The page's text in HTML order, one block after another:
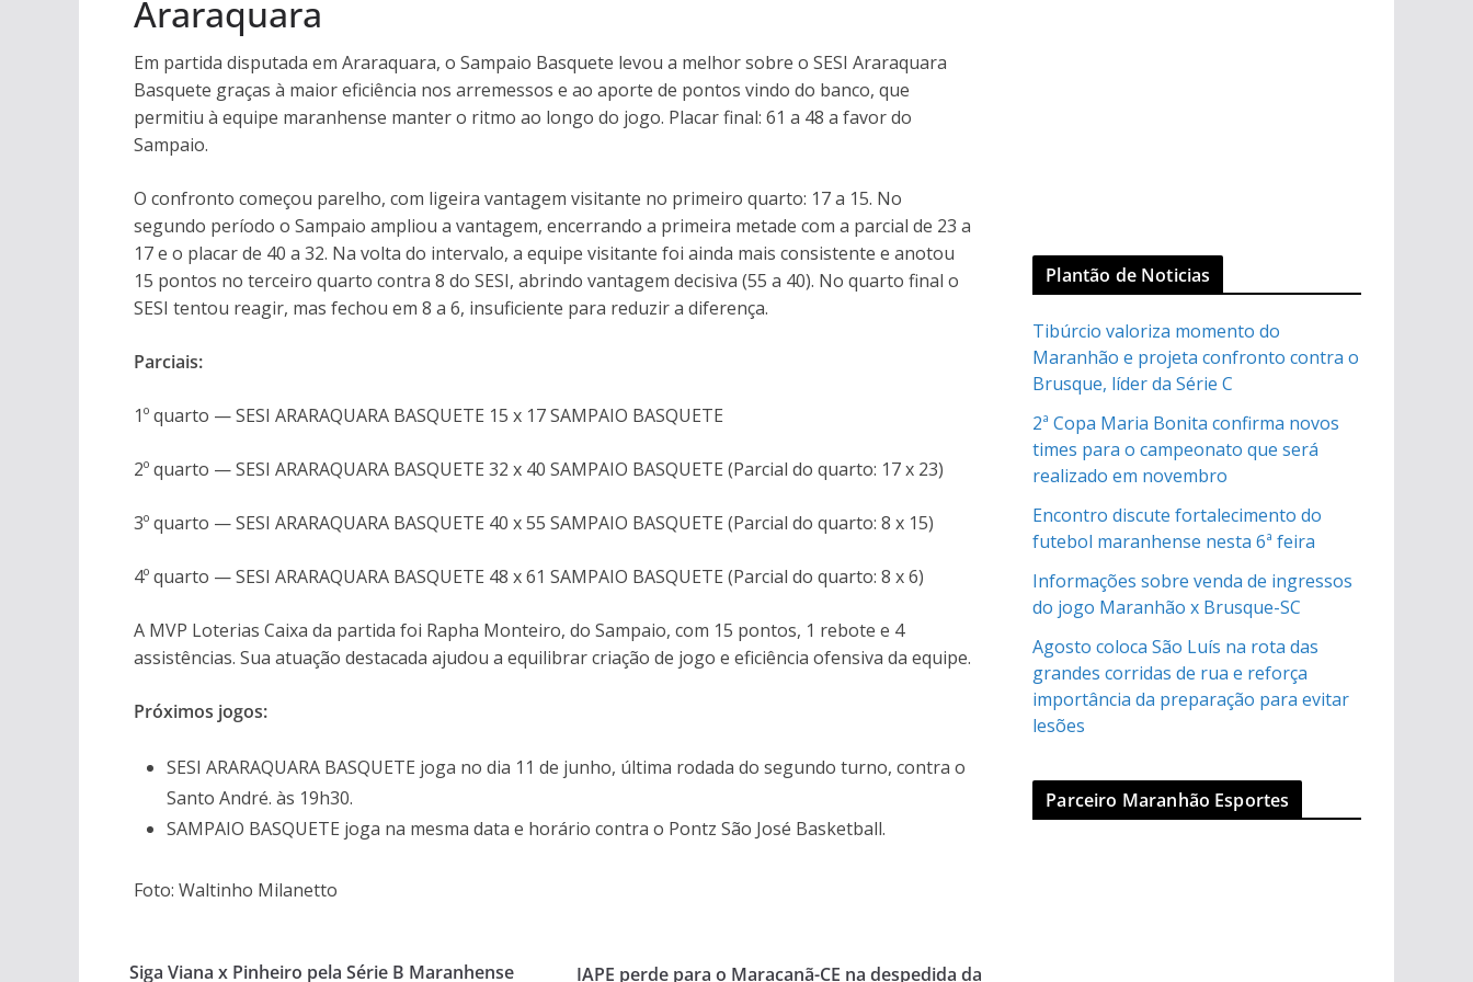
Araraquara
Em partida disputada em Araraquara, o Sampaio Basquete levou a melhor sobre o SESI Araraquara
Basquete graças à maior eficiência nos arremessos e ao aporte de pontos vindo do banco, que
permitiu à equipe maranhense manter o ritmo ao longo do jogo. Placar final: 61 a 48 a favor do
Sampaio.
O confronto começou parelho, com ligeira vantagem visitante no primeiro quarto: 17 a 15. No
segundo período o Sampaio ampliou a vantagem, encerrando a primeira metade com a parcial de 23 a
17 e o placar de 40 a 32. Na volta do intervalo, a equipe visitante foi ainda mais consistente e anotou
15 pontos no terceiro quarto contra 8 do SESI, abrindo vantagem decisiva (55 a 40). No quarto final o
SESI tentou reagir, mas fechou em 8 a 6, insuficiente para reduzir a diferença.
Parciais:
1º quarto — SESI ARARAQUARA BASQUETE 15 x 17 SAMPAIO BASQUETE
2º quarto — SESI ARARAQUARA BASQUETE 32 x 40 SAMPAIO BASQUETE (Parcial do quarto: 17 x 23)
3º quarto — SESI ARARAQUARA BASQUETE 40 x 55 SAMPAIO BASQUETE (Parcial do quarto: 8 x 15)
4º quarto — SESI ARARAQUARA BASQUETE 48 x 61 SAMPAIO BASQUETE (Parcial do quarto: 8 x 6)
A MVP Loterias Caixa da partida foi Rapha Monteiro, do Sampaio, com 15 pontos, 1 rebote e 4
assistências. Sua atuação destacada ajudou a equilibrar criação de jogo e eficiência ofensiva da equipe.
Próximos jogos:
SESI ARARAQUARA BASQUETE joga no dia 11 de junho, última rodada do segundo turno, contra o
Santo André. às 19h30.
SAMPAIO BASQUETE joga na mesma data e horário contra o Pontz São José Basketball.
Foto: Waltinho Milanetto
Siga Viana x Pinheiro pela Série B Maranhense IAPE perde para o Maracanã-CE na despedida da
Plantão de Noticias
Tibúrcio valoriza momento do
Maranhão e projeta confronto contra o
Brusque, líder da Série C
2ª Copa Maria Bonita confirma novos
times para o campeonato que será
realizado em novembro
Encontro discute fortalecimento do
futebol maranhense nesta 6ª feira
Informações sobre venda de ingressos
do jogo Maranhão x Brusque-SC
Agosto coloca São Luís na rota das
grandes corridas de rua e reforça
importância da preparação para evitar
lesões
Parceiro Maranhão Esportes